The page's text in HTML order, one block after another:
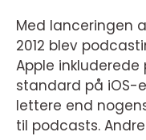
Med lanceringen
2012 blev
Apple
standard på iOS-
lettere end
til podcasts.